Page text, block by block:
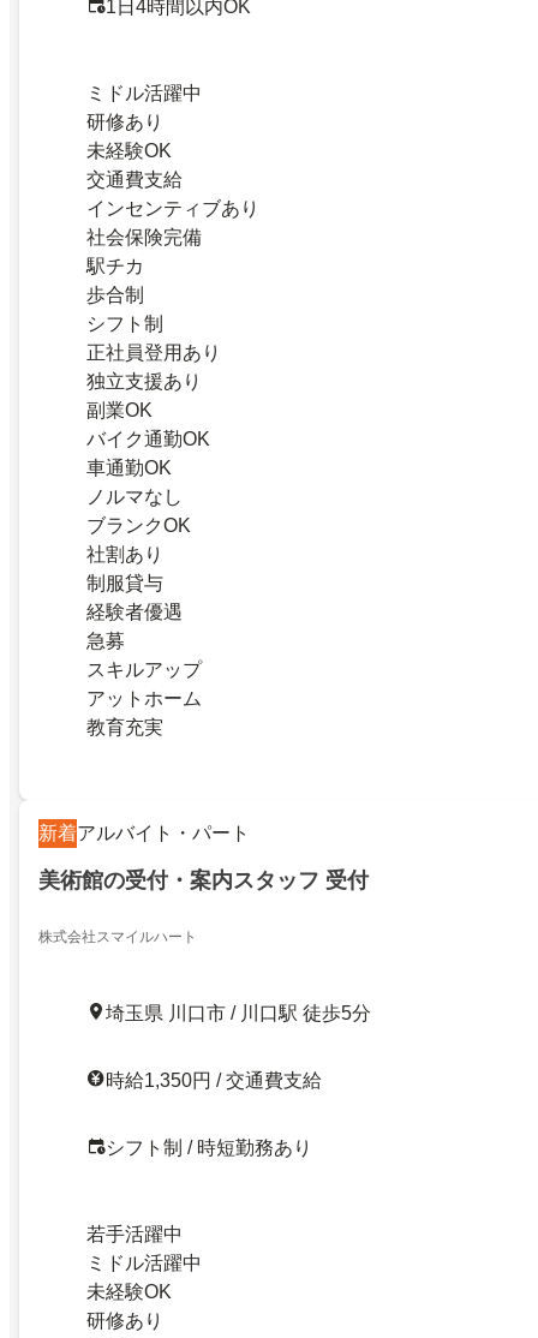
1日4時間以内OK
ミドル活躍中
研修あり
未経験OK
交通費支給
インセンティブあり
社会保険完備
駅チカ
歩合制
シフト制
正社員登用あり
独立支援あり
副業OK
バイク通勤OK
車通勤OK
ノルマなし
ブランクOK
社割あり
制服貸与
経験者優遇
急募
スキルアップ
アットホーム
教育充実
新着アルバイト・パート
美術館の受付・案内スタッフ 受付
株式会社スマイルハート
埼玉県 川口市 / 川口駅 徒歩5分
時給1,350円 / 交通費支給
シフト制 / 時短勤務あり
若手活躍中
ミドル活躍中
未経験OK
研修あり